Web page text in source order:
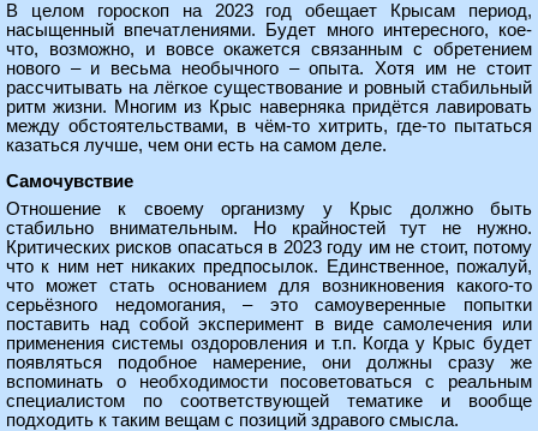
В целом гороскоп на 2023 год обещает Крысам период,
насыщенный впечатлениями. Будет много интересного, кое-
что, возможно, и вовсе окажется связанным с обретением
нового – и весьма необычного – опыта. Хотя им не стоит
рассчитывать на лёгкое существование и ровный стабильный
ритм жизни. Многим из Крыс наверняка придётся лавировать
между обстоятельствами, в чём-то хитрить, где-то пытаться
казаться лучше, чем они есть на самом деле.
Самочувствие
Отношение к своему организму у Крыс должно быть
стабильно внимательным. Но крайностей тут не нужно.
Критических рисков опасаться в 2023 году им не стоит, потому
что к ним нет никаких предпосылок. Единственное, пожалуй,
что может стать основанием для возникновения какого-то
серьёзного недомогания, – это самоуверенные попытки
поставить над собой эксперимент в виде самолечения или
применения системы оздоровления и т.п. Когда у Крыс будет
появляться подобное намерение, они должны сразу же
вспоминать о необходимости посоветоваться с реальным
специалистом по соответствующей тематике и вообще
подходить к таким вещам с позиций здравого смысла.